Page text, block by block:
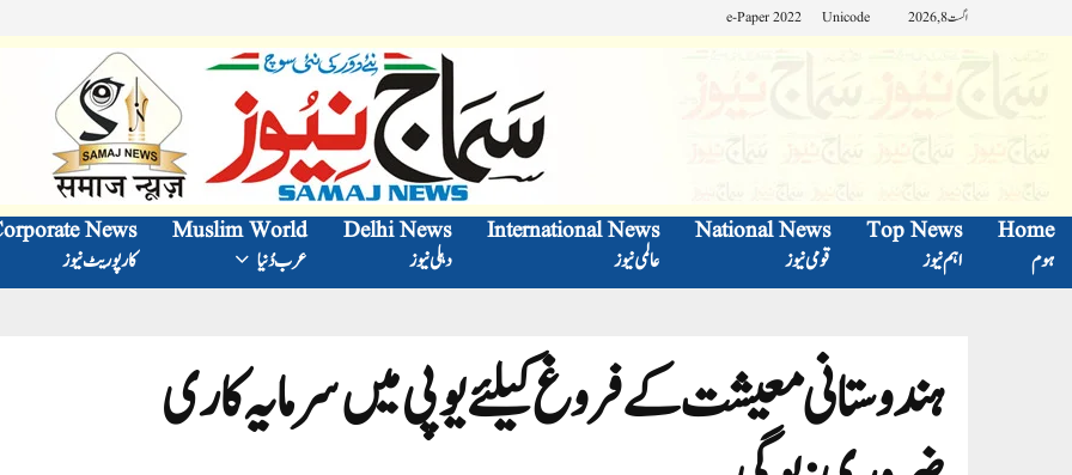
اگست 8, 2026 Unicode
e-Paper 2022
Home
ہوم
Top News
اہم نیوز
National News
قومی نیوز
International News
عالمی نیوز
Delhi News
دہلی نیوز
Muslim World
عرب دُنیا
News
کارپوریٹ نیوز
ہندوستانی معیشت کے فروغ کیلئے یوپی میں سرمایہ کاری